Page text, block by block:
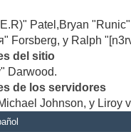
Patel,Bryan
Forsberg, y Ralph
del sitio
Darwood.
de los servidores
Johnson, y Liroy